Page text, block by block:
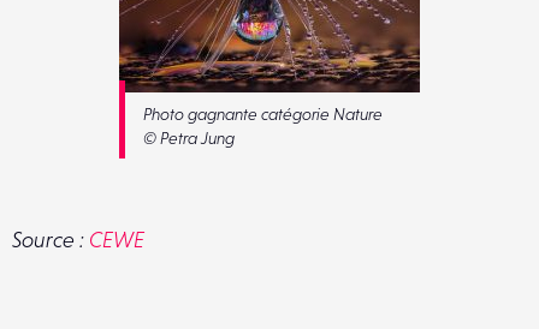
Photo gagnante catégorie Nature
© Petra Jung
Source : CEWE